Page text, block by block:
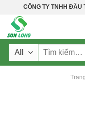
content
CÔNG TY TNHH ĐẦU
Tìm